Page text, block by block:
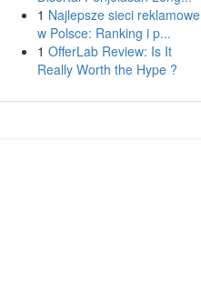
1 Najlepsze sieci reklamowe
w Polsce: Ranking i p...
1 OfferLab Review: Is It
Really Worth the Hype ?